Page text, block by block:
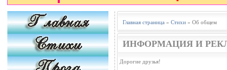
Главная страница » Стихи» Об общем
ИНФОРМАЦИЯ И
Дорогие друзья!